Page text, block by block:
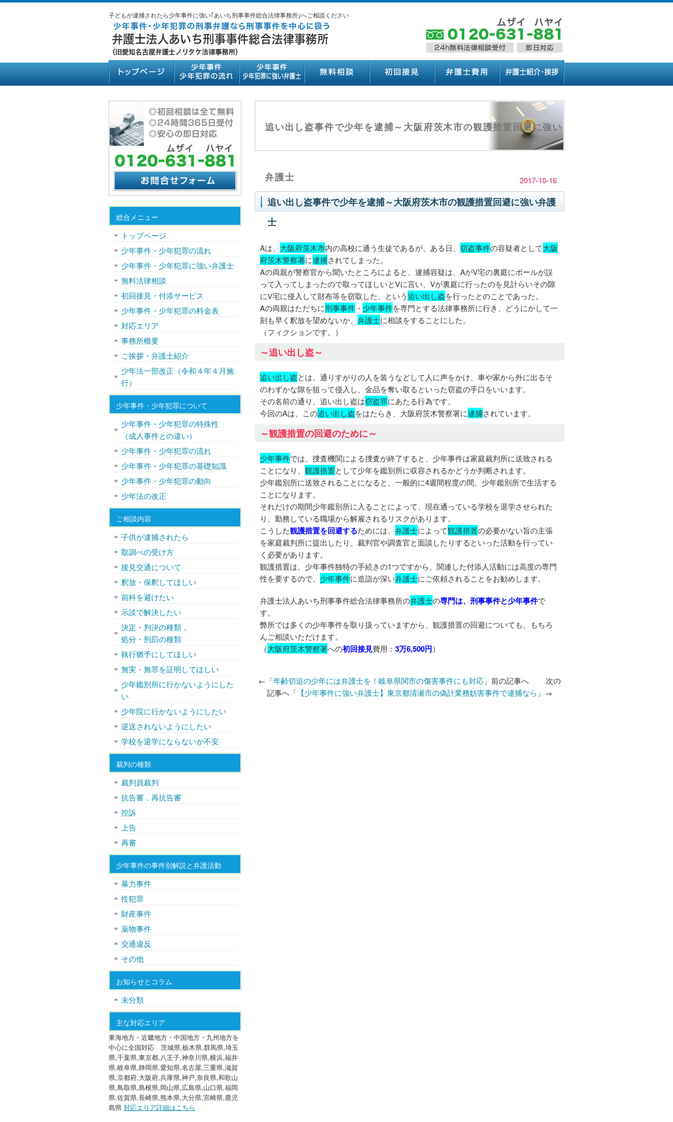
子どもが逮捕されたら少年事件に強い｢あいち刑事事件総合法律事務所｣へご相談ください
追い出し盗事件で少年を逮捕～大阪府茨木市の観護措置回避に強い
弁護士 2017-10-16
追い出し盗事件で少年を逮捕～大阪府茨木市の観護措置回避に強い弁護
士
Aは、 大阪府茨木市内の高校に通う生徒であるが、ある日、 窃盗事件の容疑者として大阪
府茨木警察署に逮捕されてしまった。
Aの両親が警察官から聞いたところによると、逮捕容疑は、AがV宅の裏庭にボールが誤
って入ってしまったので取ってほしいとVに言い、Vが裏庭に行ったのを見計らいその隙
にV宅に侵入して財布等を窃取した、という追い出し盗を行ったとのことであった。
Aの両親はただちに刑事事件 ・ 少年事件を専門とする法律事務所に行き、どうにかして一
刻も早く釈放を望めないか、 弁護士に相談をすることにした。
（フィクションです。）
～追い出し盗～
追い出し盗とは、通りすがりの人を装うなどして人に声をかけ、車や家から外に出るそ
のわずかな隙を狙って侵入し、金品を奪い取るといった窃盗の手口をいいます。
その名前の通り、追い出し盗は窃盗罪にあたる行為です。
今回のAは、この追い出し盗をはたらき、大阪府茨木警察署に逮捕されています。
～観護措置の回避のために～
少年事件では、捜査機関による捜査が終了すると、少年事件は家庭裁判所に送致される
ことになり、 観護措置として少年を鑑別所に収容されるかどうか判断されます。
少年鑑別所に送致されることになると、一般的に4週間程度の間、少年鑑別所で生活する
ことになります。
それだけの期間少年鑑別所に入ることによって、現在通っている学校を退学させられた
り、勤務している職場から解雇されるリスクがあります。
こうした観護措置を回避するためには、 弁護士によって観護措置の必要がない旨の主張
を家庭裁判所に提出したり、裁判官や調査官と面談したりするといった活動を行ってい
く必要があります。
観護措置は、少年事件独特の手続きの1つですから、関連した付添人活動には高度の専門
性を要するので、 少年事件に造詣が深い弁護士にご依頼されることをお勧めします。
弁護士法人あいち刑事事件総合法律事務所の弁護士の専門は、刑事事件と少年事件で
す。
弊所では多くの少年事件を取り扱っていますから、観護措置の回避についても、もちろ
んご相談いただけます。
（大阪府茨木警察署への初回接見費用： 3万6,500円）
←「年齢切迫の少年には弁護士を！岐阜県関市の傷害事件にも対応 」前の記事へ 次の
記事へ「 【少年事件に強い弁護士】東京都清瀬市の偽計業務妨害事件で逮捕なら 」→
総合メニュー
トップページ
少年事件・少年犯罪の流れ
少年事件・少年犯罪に強い弁護士
無料法律相談
初回接見・付添サービス
少年事件・少年犯罪の料金表
対応エリア
事務所概要
ご挨拶・弁護士紹介
少年法一部改正（令和４年４月施
行）
少年事件・少年犯罪について
少年事件・少年犯罪の特殊性
（成人事件との違い）
少年事件・少年犯罪の流れ
少年事件・少年犯罪の基礎知識
少年事件・少年犯罪の動向
少年法の改正
ご相談内容
子供が逮捕されたら
取調べの受け方
接見交通について
釈放・保釈してほしい
前科を避けたい
示談で解決したい
決定・判決の種類，
処分・刑罰の種類
執行猶予にしてほしい
無実・無罪を証明してほしい
少年鑑別所に行かないようにした
い
少年院に行かないようにしたい
逆送されないようにしたい
学校を退学にならないか不安
裁判の種類
裁判員裁判
抗告審，再抗告審
控訴
上告
再審
少年事件の事件別解説と弁護活動
暴力事件
性犯罪
財産事件
薬物事件
交通違反
その他
お知らせとコラム
未分類
主な対応エリア
東海地方・近畿地方・中国地方・九州地方を
中心に全国対応 茨城県,栃木県,群馬県,埼玉
県,千葉県,東京都,八王子,神奈川県,横浜,福井
県,岐阜県,静岡県,愛知県,名古屋,三重県,滋賀
県,京都府,大阪府,兵庫県,神戸,奈良県,和歌山
県,鳥取県,島根県,岡山県,広島県,山口県,福岡
県,佐賀県,長崎県,熊本県,大分県,宮崎県,鹿児
島県 対応エリア詳細はこちら